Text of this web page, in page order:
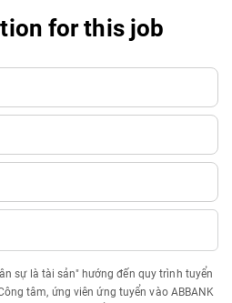
for this job
sự là tài sản" hướng đến quy trình tuyển
tâm, ứng viên ứng tuyển vào ABBANK